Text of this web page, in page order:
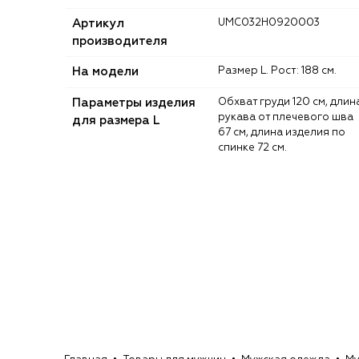
Артикул
производителя
UMC032H0920003
На модели Размер L. Рост: 188 см.
Параметры изделия
для размера L
Обхват груди 120 см, длина
рукава от плечевого шва
67 см, длина изделия по
спинке 72 см.